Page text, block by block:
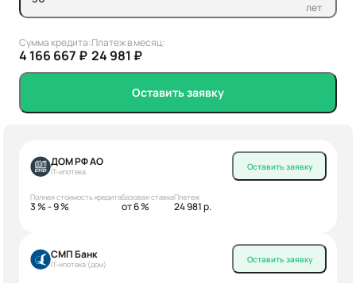
лет
Сумма кредита:
4 166 667 ₽
Платеж в месяц:
24 981 ₽
Оставить заявку
ДОМ РФ АО
IT-ипотека
Полная стоимость кредита
3 % - 9 %
Базовая ставка
от 6 %
Платеж
24 981 р.
Оставить заявку
СМП Банк
IT-ипотека (дом) Оставить заявку